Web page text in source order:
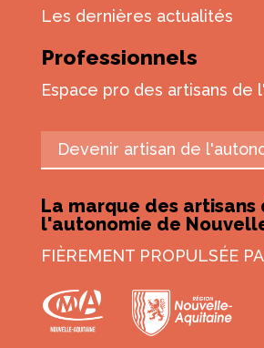
Les dernières actualités
Professionnels
Espace pro des artisans de
Devenir artisan de
La marque des artisans
l'autonomie de
FIÈREMENT PROPULSÉE